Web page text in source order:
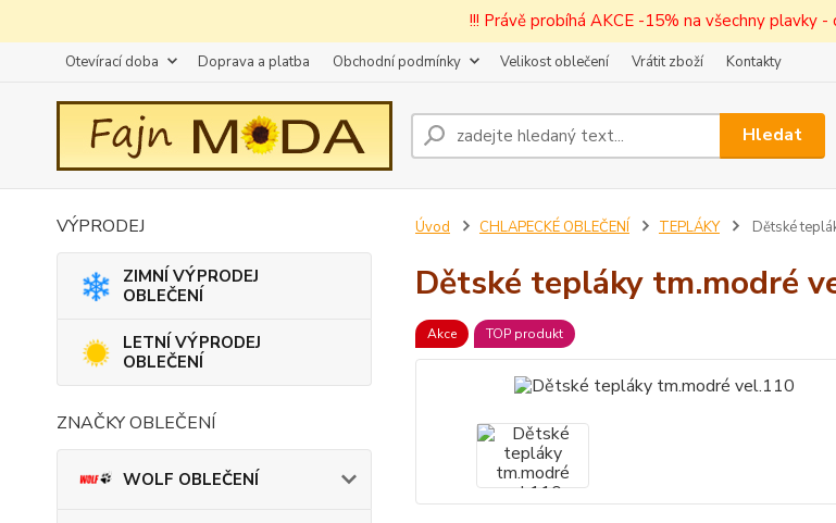
!!! Právě probíhá AKCE -15% na všechny plavky -
Otevírací doba Doprava a platba Obchodní podmínky Velikost oblečení Vrátit zboží Kontakty
Hledat
VÝPRODEJ
ZIMNÍ VÝPRODEJ
OBLEČENÍ
LETNÍ VÝPRODEJ
OBLEČENÍ
ZNAČKY OBLEČENÍ
WOLF OBLEČENÍ
Úvod CHLAPECKÉ OBLEČENÍ TEPLÁKY Dětské
Dětské tepláky tm.modré
Akce TOP produkt